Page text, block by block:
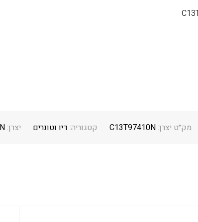
מק״ט יצרן: C13T97410N קטגוריה: דיו וטונרים יצרן: